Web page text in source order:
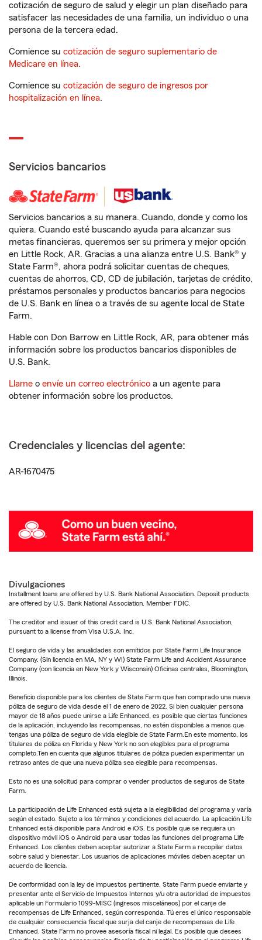
cotización de seguro de salud y elegir un plan diseñado para
satisfacer las necesidades de una familia, un individuo o una
persona de la tercera edad.
Comience su cotización de seguro suplementario de
Medicare en línea.
Comience su cotización de seguro de ingresos por
hospitalización en línea.
Servicios bancarios
Servicios bancarios a su manera. Cuando, donde y como los
quiera. Cuando esté buscando ayuda para alcanzar sus
metas financieras, queremos ser su primera y mejor opción
en Little Rock, AR. Gracias a una alianza entre U.S. Bank® y
State Farm®, ahora podrá solicitar cuentas de cheques,
cuentas de ahorros, CD, CD de jubilación, tarjetas de crédito,
préstamos personales y productos bancarios para negocios
de U.S. Bank en línea o a través de su agente local de State
Farm.
Hable con Don Barrow en Little Rock, AR, para obtener más
información sobre los productos bancarios disponibles de
U.S. Bank.
Llame o envíe un correo electrónico a un agente para
obtener información sobre los productos.
Credenciales y licencias del agente:
AR-1670475
Divulgaciones
Installment loans are offered by U.S. Bank National Association. Deposit products
are offered by U.S. Bank National Association. Member FDIC.
The creditor and issuer of this credit card is U.S. Bank National Association,
pursuant to a license from Visa U.S.A. Inc.
El seguro de vida y las anualidades son emitidos por State Farm Life Insurance
Company. (Sin licencia en MA, NY y WI) State Farm Life and Accident Assurance
Company (con licencia en New York y Wisconsin) Oficinas centrales, Bloomington,
Illinois.
Beneficio disponible para los clientes de State Farm que han comprado una nueva
póliza de seguro de vida desde el 1 de enero de 2022. Si bien cualquier persona
mayor de 18 años puede unirse a Life Enhanced, es posible que ciertas funciones
de la aplicación, incluyendo las recompensas, no estén disponibles a menos que
tengas una póliza de seguro de vida elegible de State Farm.En este momento, los
titulares de póliza en Florida y New York no son elegibles para el programa
completo.Ten en cuenta que algunos titulares de póliza pueden experimentar un
retraso antes de que una nueva póliza sea elegible para recompensas.
Esto no es una solicitud para comprar o vender productos de seguros de State
Farm.
La participación de Life Enhanced está sujeta a la elegibilidad del programa y varía
según el estado. Sujeto a los términos y condiciones del acuerdo. La aplicación Life
Enhanced está disponible para Android e iOS. Es posible que se requiera un
dispositivo móvil iOS o Android para usar todas las funciones del programa Life
Enhanced. Los clientes deben aceptar autorizar a State Farm a recopilar datos
sobre salud y bienestar. Los usuarios de aplicaciones móviles deben aceptar un
acuerdo de licencia.
De conformidad con la ley de impuestos pertinente, State Farm puede enviarte y
presentar ante el Servicio de Impuestos Internos y/u otra autoridad de impuestos
aplicable un Formulario 1099-MISC (ingresos misceláneos) por el canje de
recompensas de Life Enhanced, según corresponda. Tú eres el único responsable
de cualquier consecuencia fiscal que surja del canje de recompensas de Life
Enhanced. State Farm no provee asesoría fiscal ni legal. Es posible que desees